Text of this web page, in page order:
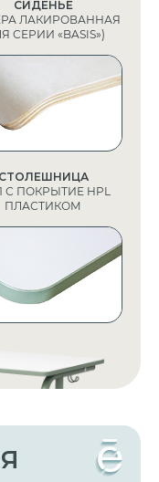
СИДЕНЬЕ
ЛАКИРОВАННАЯ
СЕРИИ «BASIS»)
СТОЛЕШНИЦА
С ПОКРЫТИЕ HPL
ПЛАСТИКОМ